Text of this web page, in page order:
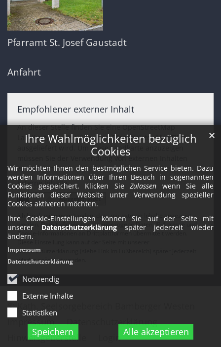
Ihre Wahlmöglichkeiten bezüglich
Cookies
Wir möchten Ihnen den bestmöglichen Service bieten. Dazu
werden Informationen über Ihren Besuch in sogenannten
Cookies gespeichert. Klicken SieZulassen wenn Sie alle
Funktionen dieser Website unter Verwendung spezieller
Cookies aktiveren möchten.
Ihre Cookie-Einstellungen können Sie auf der Seite mit
unserer Datenschutzerklärung später jederzeit wieder
ändern.
Notwendig
Externe Inhalte
Statistiken
Speichern Alle akzeptieren
✕
Impressum
Datenschutzerklärung
Pfarramt St. Josef Gaustadt
Anfahrt
Empfohlener externer Inhalt
An dieser Stelle finden Sie eine OpenStreetMap
Landkarte, welche über den Dienstleister MapTiler
ausgeliefert wird. Um diese Landkarte anzuzeigen
müssen Sie der Verwendung von externen Inhalten
zustimmen.
Externe Inhalte
Ich bin damit einverstanden, dass mir externe Inhalte angezeigt
werden. Damit können personenbezogene Daten, IP-Adresse und
Cookie-Informationen an Drittplattformen übermittelt werden.
Datenschutzerklärung (siehe Link im Fußbereich) später jederzeit
wieder geändert werden.
© Kath. Seelsorgebereich Bamberger Westen
Impressum
Datenschutzerklärung
Hinweisgeberstelle
Login